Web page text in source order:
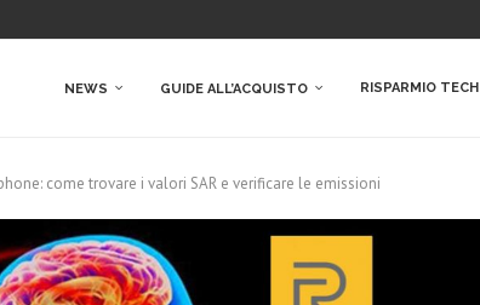
NEWS GUIDE ALL’ACQUISTO RISPARMIO TECH
come trovare i valori SAR e verificare le emissioni